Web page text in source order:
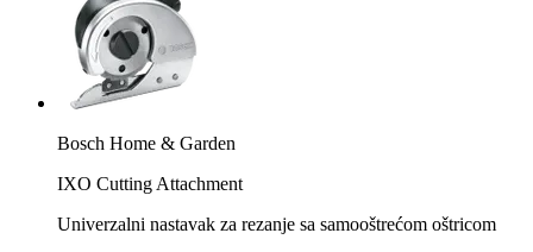
Bosch Home & Garden
IXO Cutting Attachment
Univerzalni nastavak za rezanje sa samooštrećom oštricom